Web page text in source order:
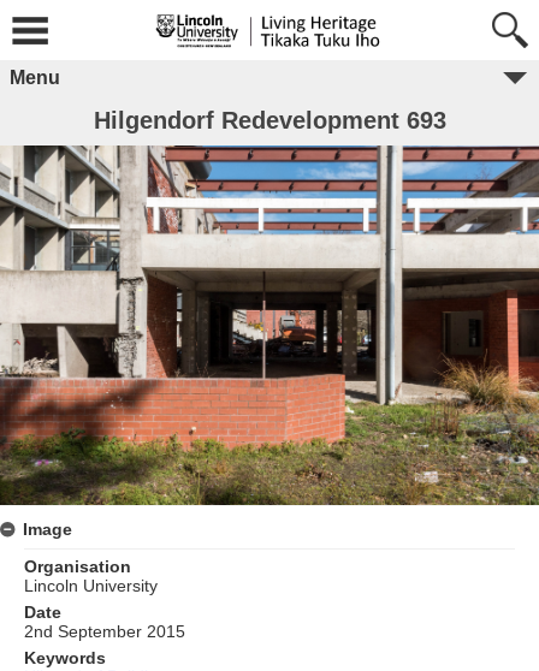
Menu
Hilgendorf Redevelopment 693
Image
Organisation
Lincoln University
Date
2nd September 2015
Keywords